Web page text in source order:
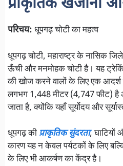
प्राकृतिक खजाना
परिचय: धूपगढ़ चोटी का महत्व
धूपगढ़ चोटी, महाराष्ट्र के नासिक
ऊँची और मनमोहक चोटी है। यह
की खोज करने वालों के लिए एक
लगभग 1,448 मीटर (4,747 फीट) है
जाता है, क्योंकि यहाँ सूर्योदय और
धूपगढ़ की प्राकृतिक सुंदरता, घाटियों
कारण यह न केवल पर्यटकों के लिए
के लिए भी आकर्षण का केंद्र है।